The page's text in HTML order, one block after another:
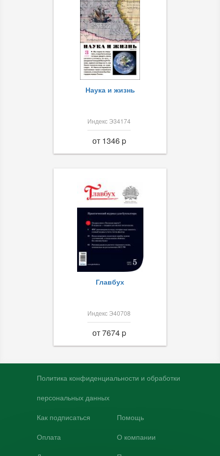
Наука и жизнь
Индекс Э34174
от 1346 p
Главбух
Индекс Э40708
от 7674 p
Политика конфиденциальности и обработки
персональных данных
Как подписаться
Оплата
Помощь
О компании